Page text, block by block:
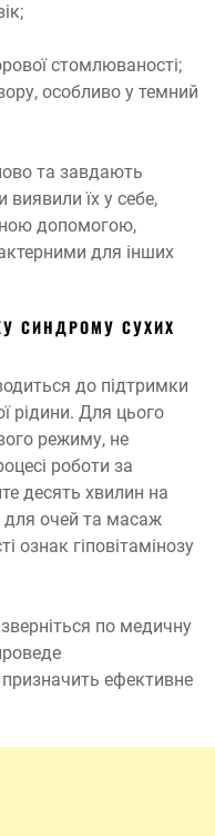
стомлюваності;
особливо у темний
та завдають
їх у себе,
допомогою,
для інших
СИНДРОМУ СУХИХ
до підтримки
рідини. Для цього
режиму, не
роботи за
десять хвилин на
для очей та масаж
ознак гіповітамінозу
по медичну
ефективне